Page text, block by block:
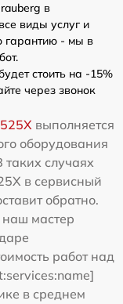
в
виды услуг и
гарантию - мы в
стоить на -15%
через звонок
выполняется
оборудования
таких случаях
в сервисный
обратно.
наш мастер
работ над
в среднем